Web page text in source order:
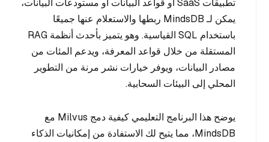
تطبيقات SaaS أو قواعد البيانات أو مستودعات البيانات،
يمكن لـ MindsDB ربطها والاستعلام عنها جميعًا
باستخدام SQL القياسية. وهو يتميز بأحدث أنظمة RAG
المستقلة من خلال قواعد المعرفة، ويدعم المئات من
مصادر البيانات، ويوفر خيارات نشر مرنة من التطوير
المحلي إلى البيئات السحابية.
يوضح هذا البرنامج التعليمي كيفية دمج Milvus مع
MindsDB، مما يتيح لك الاستفادة من إمكانيات الذكاء